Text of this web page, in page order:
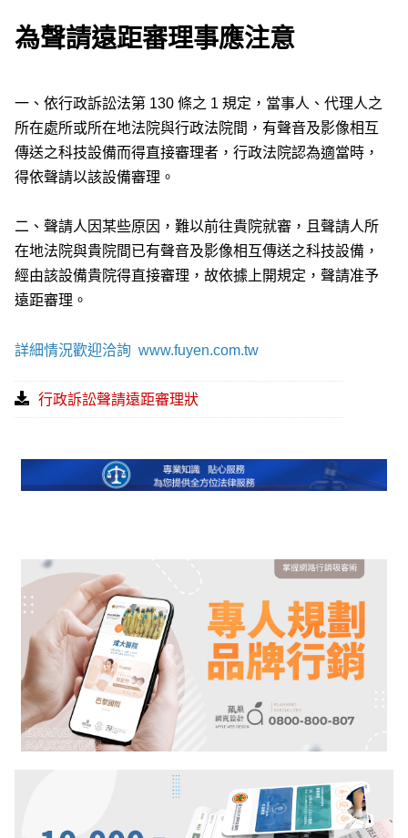
為聲請遠距審理事應注意
一、依行政訴訟法第 130 條之 1 規定，當事人、代理人之
所在處所或所在地法院與行政法院間，有聲音及影像相互
傳送之科技設備而得直接審理者，行政法院認為適當時，
得依聲請以該設備審理。
二、聲請人因某些原因，難以前往貴院就審，且聲請人所
在地法院與貴院間已有聲音及影像相互傳送之科技設備，
經由該設備貴院得直接審理，故依據上開規定，聲請准予
遠距審理。
詳細情況歡迎洽詢www.fuyen.com.tw
行政訴訟聲請遠距審理狀